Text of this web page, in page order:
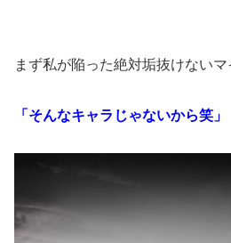
まず私が陥った絶対垢抜けない
「そんなキャラじゃないから笑」